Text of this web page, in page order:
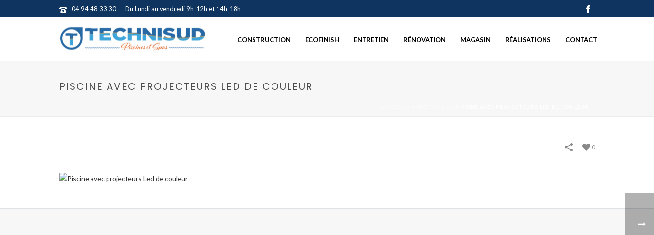
04 94 48 33 30 Du Lundi au vendredi 9h-12h et 14h-18h
CONSTRUCTION ECOFINISH ENTRETIEN RÉNOVATION MAGASIN RÉALISATIONS CONTACT
PISCINE AVEC PROJECTEURS LED DE COULEUR
0